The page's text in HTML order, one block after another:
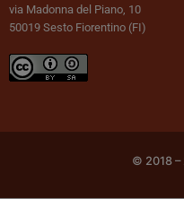
via Madonna del Piano, 10
50019 Sesto Fiorentino (FI)
© 2018 –